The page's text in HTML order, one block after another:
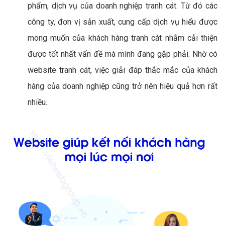
phẩm, dịch vụ của doanh nghiệp tranh cát. Từ đó các
công ty, đơn vị sản xuất, cung cấp dịch vụ hiểu được
mong muốn của khách hàng tranh cát nhằm cải thiện
được tốt nhất vấn đề mà mình đang gặp phải. Nhờ có
website tranh cát, việc giải đáp thắc mắc của khách
hàng của doanh nghiệp cũng trở nên hiệu quả hơn rất
nhiều.